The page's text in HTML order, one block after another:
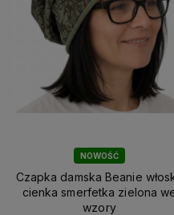
NOWOŚĆ
Czapka damska Beanie
cienka smerfetka zielona
wzory